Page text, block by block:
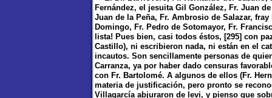
Fernández, el jesuita Gil González, Fr. Juan
Juan de la Peña, Fr. Ambrosio de Salazar,
Domingo, Fr. Pedro de Sotomayor, Fr.
lista! Pues bien, casi todos éstos, [295] con
Castillo), ni escribieron nada, ni están en el
incautos. Son sencillamente personas de
Carranza, ya por haber dado censuras
con Fr. Bartolomé. A algunos de ellos (Fr.
materia de justificación, pero pronto se
Villagarcía abjuraron de levi, y pienso que